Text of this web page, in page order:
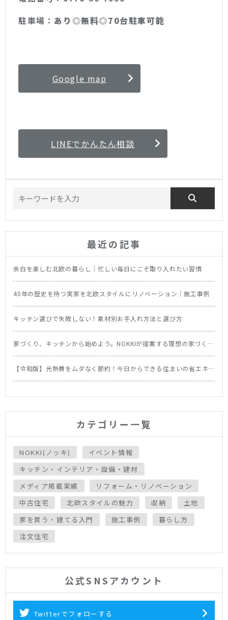
駐車場： あり◎無料◎70台駐車可能
Google map
LINEでかんたん相談
最近の記事
余白を楽しむ北欧の暮らし｜忙しい毎日にこそ取り入れたい習慣
40年の歴史を持つ実家を北欧スタイルにリノベーション｜施工事例
キッチン選びで失敗しない！素材別お手入れ方法と選び方
家づくり、キッチンから始めよう。NOKKIが提案する理想の家づくり
【令和版】光熱費をムダなく節約！今日からできる住まいの省エネ
カテゴリー一覧
NOKKI(ノッキ)
イベント情報
キッチン・インテリア・設備・建材
メディア掲載実績
リフォーム・リノベーション
中古住宅
北欧スタイルの魅力 収納
土地
家を買う・建てる入門
施工事例
暮らし方
注文住宅
公式SNSアカウント
Twitterでフォローする